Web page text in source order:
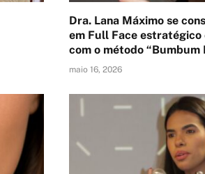
Dra. Lana Máximo se
em Full Face
com o método “Bumbum
maio 16, 2026